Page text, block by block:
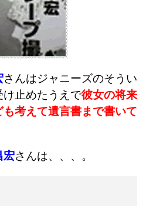
さんはジャニーズのそうい
け止めたうえで彼女の将来
考えて遺言書まで書いて
宏さんは、、、。